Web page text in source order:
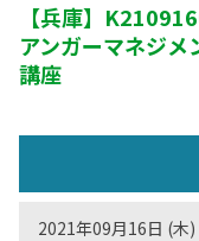
【兵庫】
アンガーマネジ
講座
2021年09月16日 (木)